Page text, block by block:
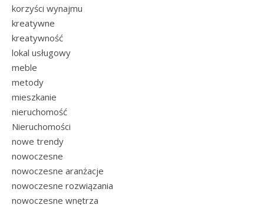
korzyści wynajmu
kreatywne
kreatywność
lokal usługowy
meble
metody
mieszkanie
nieruchomość
Nieruchomości
nowe trendy
nowoczesne
nowoczesne aranżacje
nowoczesne rozwiązania
nowoczesne wnętrza